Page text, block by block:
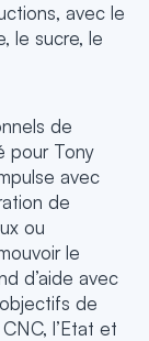
avec le
le sucre, le
de
pour Tony
avec
de
ou
le
d’aide avec
de
l’Etat et